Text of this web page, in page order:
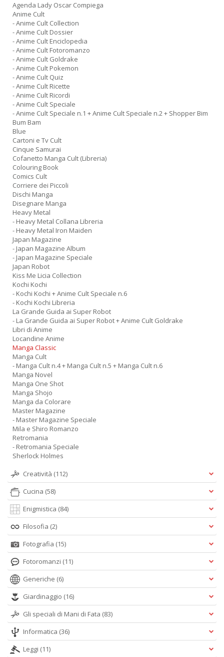
Agenda Lady Oscar Compiega
Anime Cult
- Anime Cult Collection
- Anime Cult Dossier
- Anime Cult Enciclopedia
- Anime Cult Fotoromanzo
- Anime Cult Goldrake
- Anime Cult Pokemon
- Anime Cult Quiz
- Anime Cult Ricette
- Anime Cult Ricordi
- Anime Cult Speciale
- Anime Cult Speciale n.1 + Anime Cult Speciale n.2 + Shopper Bim
Bum Bam
Blue
Cartoni e Tv Cult
Cinque Samurai
Cofanetto Manga Cult (Libreria)
Colouring Book
Comics Cult
Corriere dei Piccoli
Dischi Manga
Disegnare Manga
Heavy Metal
- Heavy Metal Collana Libreria
- Heavy Metal Iron Maiden
Japan Magazine
- Japan Magazine Album
- Japan Magazine Speciale
Japan Robot
Kiss Me Licia Collection
Kochi Kochi
- Kochi Kochi + Anime Cult Speciale n.6
- Kochi Kochi Libreria
La Grande Guida ai Super Robot
- La Grande Guida ai Super Robot + Anime Cult Goldrake
Libri di Anime
Locandine Anime
Manga Classic
Manga Cult
- Manga Cult n.4 + Manga Cult n.5 + Manga Cult n.6
Manga Novel
Manga One Shot
Manga Shojo
Manga da Colorare
Master Magazine
- Master Magazine Speciale
Mila e Shiro Romanzo
Retromania
- Retromania Speciale
Sherlock Holmes
Creatività (112)
Cucina (58)
Enigmistica (84)
Filosofia (2)
Fotografia (15)
Fotoromanzi (11)
Generiche (6)
Giardinaggio (16)
Gli speciali di Mani di Fata (83)
Informatica (36)
Leggi (11)